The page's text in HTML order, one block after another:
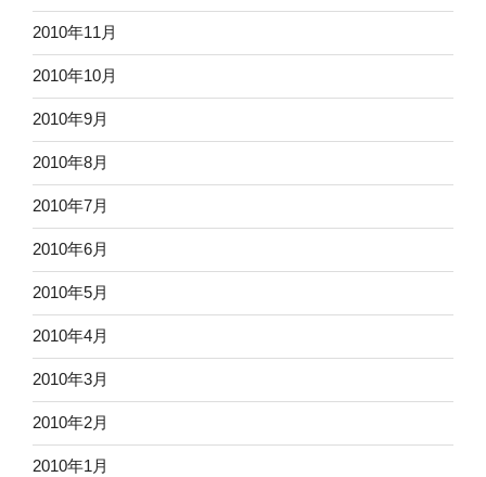
2010年11月
2010年10月
2010年9月
2010年8月
2010年7月
2010年6月
2010年5月
2010年4月
2010年3月
2010年2月
2010年1月